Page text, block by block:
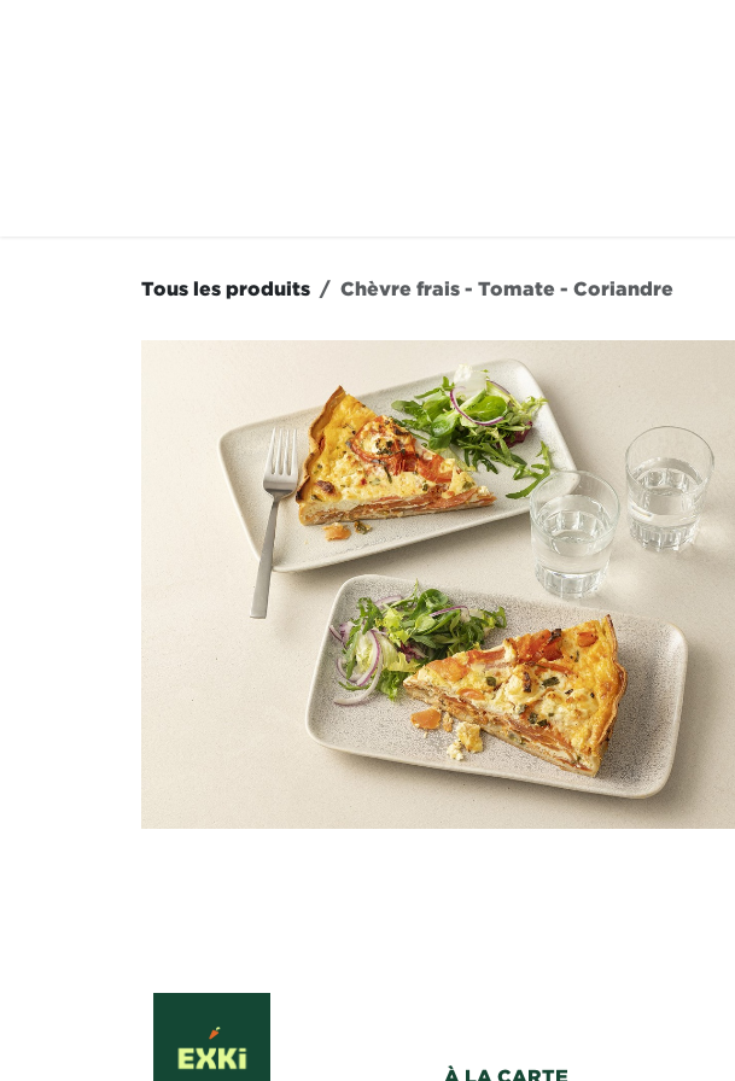
Tous les produits Chèvre frais - Tomate - Coriandre
À LA CARTE